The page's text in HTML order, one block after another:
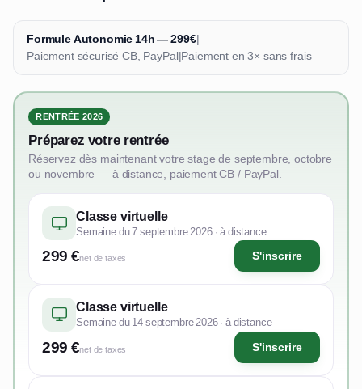
Formule Autonomie 14h — 299€|
Paiement sécurisé CB, PayPal|Paiement en 3× sans frais
RENTRÉE 2026
Préparez votre rentrée
Réservez dès maintenant votre stage de septembre, octobre
ou novembre — à distance, paiement CB / PayPal.
Classe virtuelle
Semaine du 7 septembre 2026 · à distance
299 €net de taxes S'inscrire
Classe virtuelle
Semaine du 14 septembre 2026 · à distance
299 €net de taxes S'inscrire